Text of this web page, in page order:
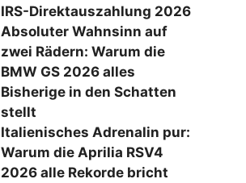
IRS-Direktauszahlung 2026
Absoluter Wahnsinn auf
zwei Rädern: Warum die
BMW GS 2026 alles
Bisherige in den Schatten
stellt
Italienisches Adrenalin pur:
Warum die Aprilia RSV4
2026 alle Rekorde bricht